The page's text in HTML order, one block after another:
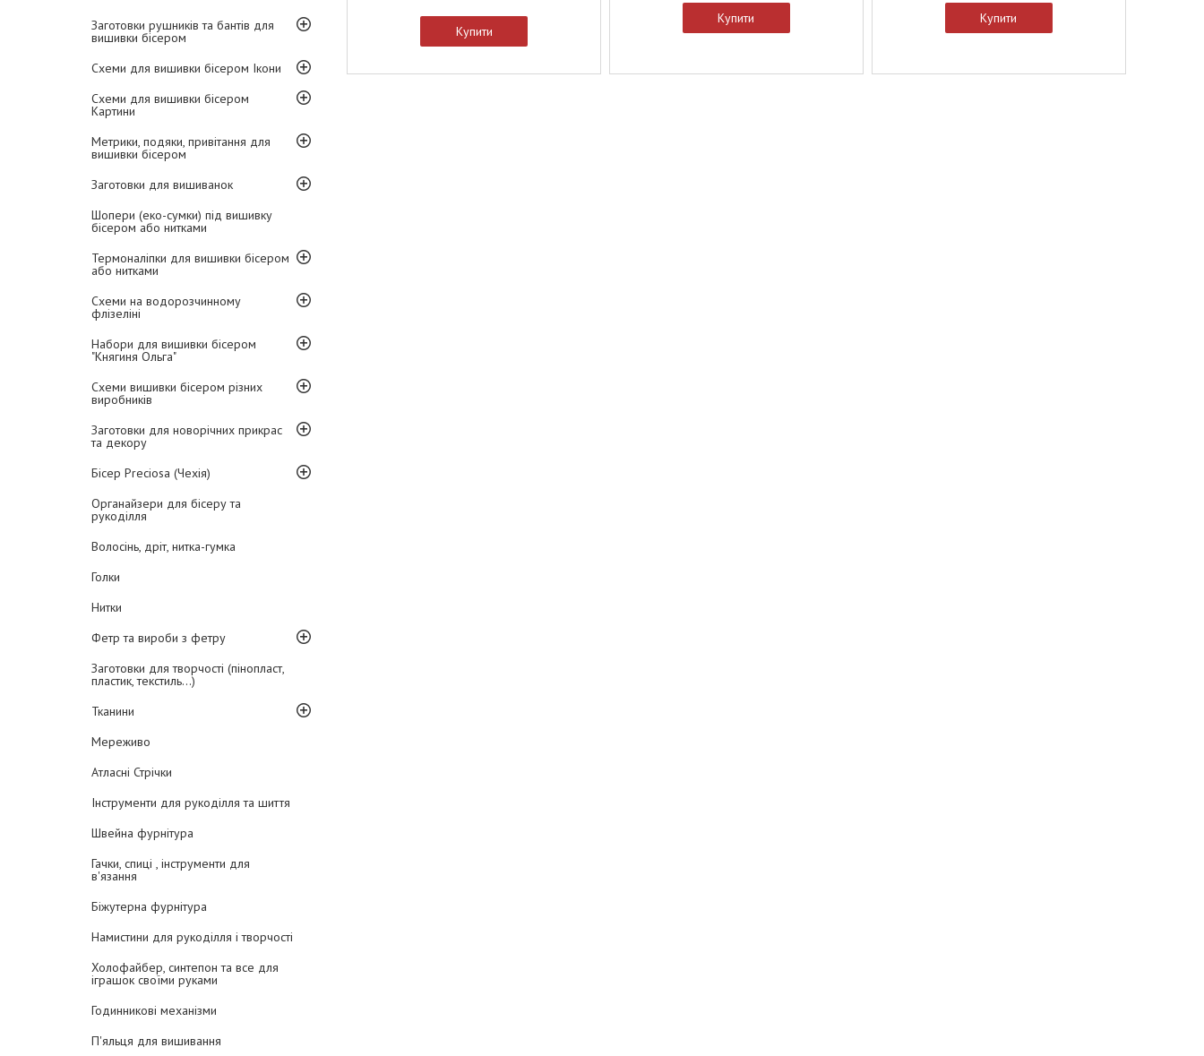
Заготовки рушників та бантів для
вишивки бісером
Схеми для вишивки бісером Ікони
Схеми для вишивки бісером
Картини
Метрики, подяки, привітання для
вишивки бісером
Заготовки для вишиванок
Шопери (еко-сумки) під вишивку
бісером або нитками
Термоналіпки для вишивки бісером
або нитками
Схеми на водорозчинному
флізеліні
Набори для вишивки бісером
"Княгиня Ольга"
Схеми вишивки бісером різних
виробників
Заготовки для новорічних прикрас
та декору
Бісер Preciosa (Чехія)
Органайзери для бісеру та
рукоділля
Волосінь, дріт, нитка-гумка
Голки
Нитки
Фетр та вироби з фетру
Заготовки для творчості (пінопласт,
пластик, текстиль...)
Тканини
Мереживо
Атласні Стрічки
Інструменти для рукоділля та шиття
Швейна фурнітура
Гачки, спиці , інструменти для
в'язання
Біжутерна фурнітура
Намистини для рукоділля і творчості
Холофайбер, синтепон та все для
іграшок своїми руками
Годинникові механізми
П'яльця для вишивання
Купити
Купити Купити